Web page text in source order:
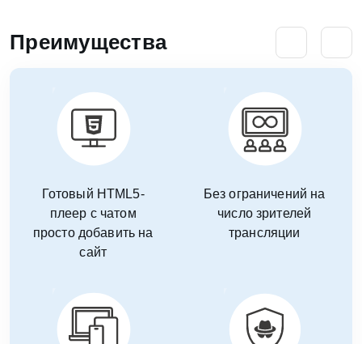
Преимущества
Готовый HTML5-
плеер с чатом
просто добавить на
сайт
Без ограничений на
число зрителей
трансляции